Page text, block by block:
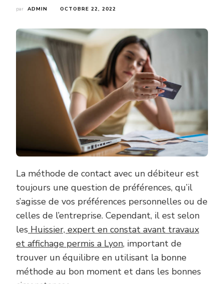
par ADMIN OCTOBRE 22, 2022
La méthode de contact avec un débiteur est
toujours une question de préférences, qu’il
s’agisse de vos préférences personnelles ou de
celles de l’entreprise. Cependant, il est selon
les Huissier, expert en constat avant travaux
et affichage permis a Lyon, important de
trouver un équilibre en utilisant la bonne
méthode au bon moment et dans les bonnes